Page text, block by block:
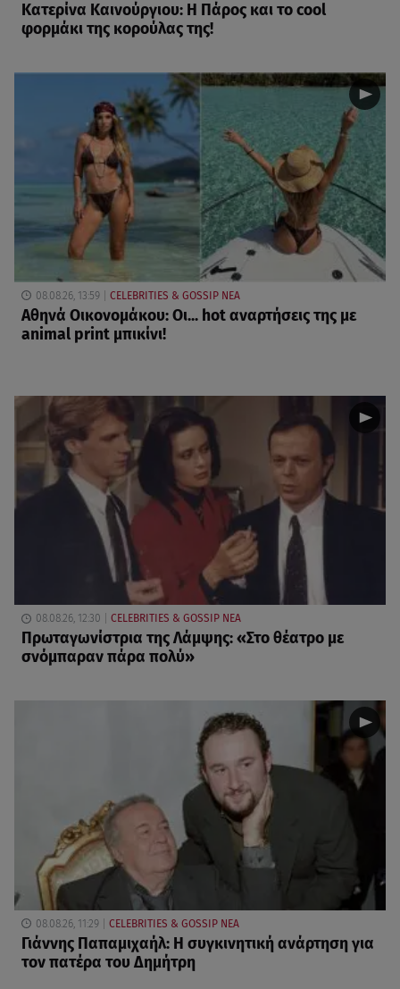
Κατερίνα Καινούργιου: Η Πάρος και το cool
φορμάκι της κορούλας της!
08.08.26, 13:59 CELEBRITIES & GOSSIP ΝΕΑ
Αθηνά Οικονομάκου: Οι... hot αναρτήσεις της με
animal print μπικίνι!
08.08.26, 12:30 CELEBRITIES & GOSSIP ΝΕΑ
Πρωταγωνίστρια της Λάμψης: «Στο θέατρο με
σνόμπαραν πάρα πολύ»
08.08.26, 11:29 CELEBRITIES & GOSSIP ΝΕΑ
Γιάννης Παπαμιχαήλ: Η συγκινητική ανάρτηση για
τον πατέρα του Δημήτρη